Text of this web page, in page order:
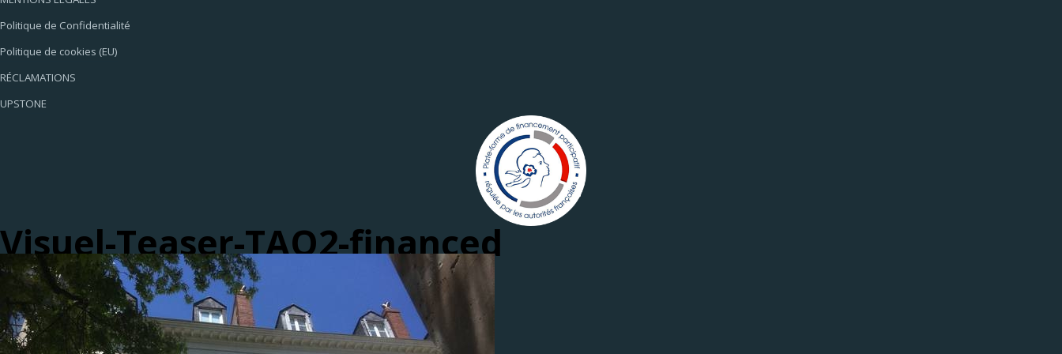
Politique de Confidentialité
Politique de cookies (EU)
RÉCLAMATIONS
UPSTONE
Visuel-Teaser-TAO2-financed